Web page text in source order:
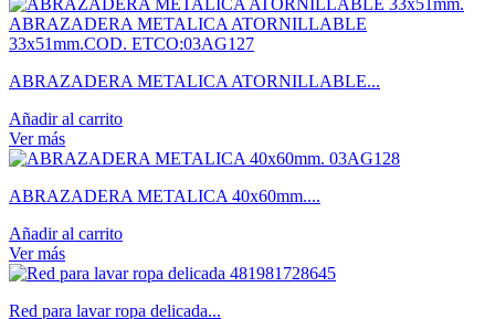
ABRAZADERA METALICA ATORNILLABLE...
Añadir al carrito
Ver más
ABRAZADERA METALICA 40x60mm....
Añadir al carrito
Ver más
Red para lavar ropa delicada...